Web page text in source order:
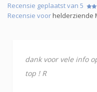
Recensie geplaatst van 5
Recensie voorhelderziende
dank voor vele info
top ! R